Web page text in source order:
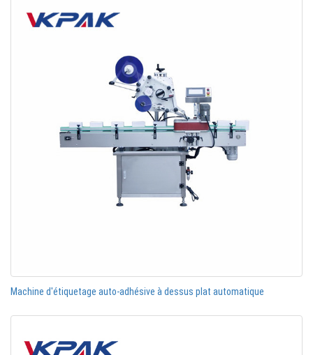
Machine d'étiquetage auto-adhésive à dessus plat automatique